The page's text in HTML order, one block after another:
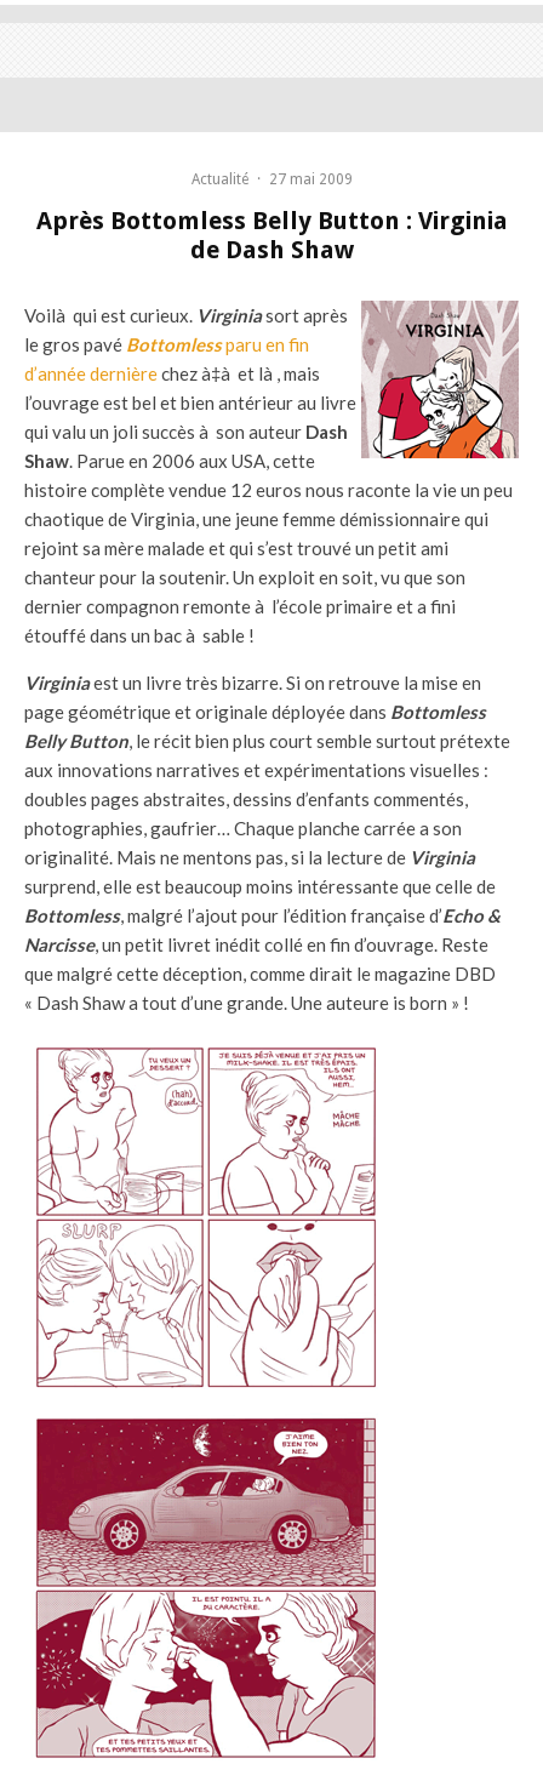
Actualité · 27 mai 2009
Après Bottomless Belly Button : Virginia
de Dash Shaw
Voilà qui est curieux. Virginiasort après
le gros pavé Bottomlessparu en fin
d’année dernièrechez à‡à et là , mais
l’ouvrage est bel et bien antérieur au livre
qui valu un joli succès à son auteur Dash
Shaw. Parue en 2006 aux USA, cette
histoire complète vendue 12 euros nous raconte la vie un peu
chaotique de Virginia, une jeune femme démissionnaire qui
rejoint sa mère malade et qui s’est trouvé un petit ami
chanteur pour la soutenir. Un exploit en soit, vu que son
dernier compagnon remonte à l’école primaire et a fini
étouffé dans un bac à sable !
Virginiaest un livre très bizarre. Si on retrouve la mise en
page géométrique et originale déployée dans Bottomless
Belly Button, le récit bien plus court semble surtout prétexte
aux innovations narratives et expérimentations visuelles :
doubles pages abstraites, dessins d’enfants commentés,
photographies, gaufrier… Chaque planche carrée a son
originalité. Mais ne mentons pas, si la lecture de Virginia
surprend, elle est beaucoup moins intéressante que celle de
Bottomless, malgré l’ajout pour l’édition française d’Echo &
Narcisse, un petit livret inédit collé en fin d’ouvrage. Reste
que malgré cette déception, comme dirait le magazine DBD
« Dash Shaw a tout d’une grande. Une auteure is born » !